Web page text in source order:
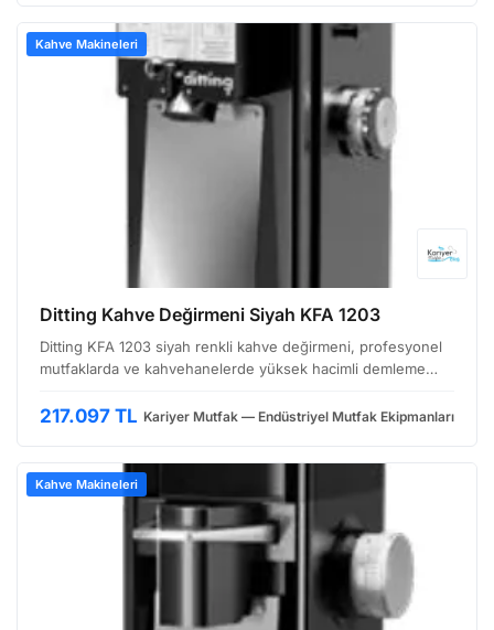
Kahve Makineleri
Ditting Kahve Değirmeni Siyah KFA 1203
Ditting KFA 1203 siyah renkli kahve değirmeni, profesyonel
mutfaklarda ve kahvehanelerde yüksek hacimli demleme
öğütme performansı sunan bir ekipmandır. Özelli…
217.097 TL Kariyer Mutfak — Endüstriyel Mutfak Ekipmanları
Kahve Makineleri